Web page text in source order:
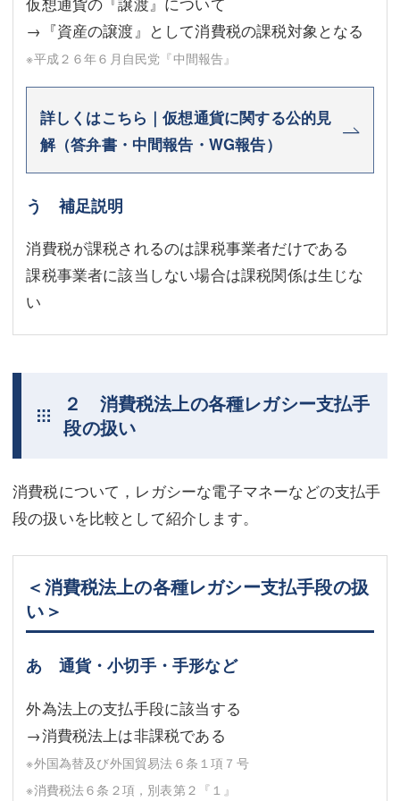
→『資産の譲渡』として消費税の課税対象となる
※平成２６年６月自民党『中間報告』
詳しくはこちら｜仮想通貨に関する公的見
解（答弁書・中間報告・WG報告）
う 補足説明
消費税が課税されるのは課税事業者だけである
課税事業者に該当しない場合は課税関係は生じな
い
２ 消費税法上の各種レガシー支払手
段の扱い
消費税について，レガシーな電子マネーなどの支払手
段の扱いを比較として紹介します。
＜消費税法上の各種レガシー支払手段の扱
い＞
あ 通貨・小切手・手形など
外為法上の支払手段に該当する
→消費税法上は非課税である
※外国為替及び外国貿易法６条１項７号
※消費税法６条２項，別表第２『１』